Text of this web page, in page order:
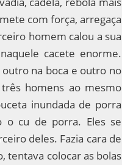
com força, arregaça
homem calou a sua
cacete enorme.
na boca e outro no
homens ao mesmo
inundada de porra
o cu de porra. Eles se
deles. Fazia cara de
tentava colocar as bolas